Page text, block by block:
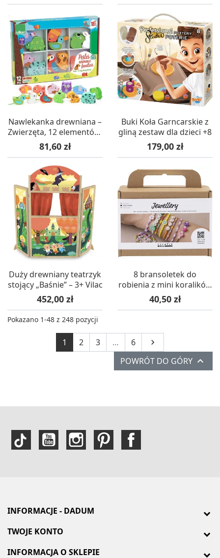
Nawlekanka drewniana –
Zwierzęta, 12 elementów,
18m+ Vilac
Cena
81,60 zł
Buki Koła Garncarskie z
gliną zestaw dla dzieci +8
Cena
179,00 zł
Duży drewniany teatrzyk
stojący „Baśnie” – 3+ Vilac
Cena
452,00 zł
8 bransoletek do
robienia z mini koralików
i kolorowych ozdób,
Creotime
Cena
40,50 zł
Pokazano 1-48 z 248 pozycji
1 2 3 … 6 Następny

POWRÓT DO GÓRY 
INFORMACJE - DADUM
TWOJE KONTO
INFORMACJA O SKLEPIE